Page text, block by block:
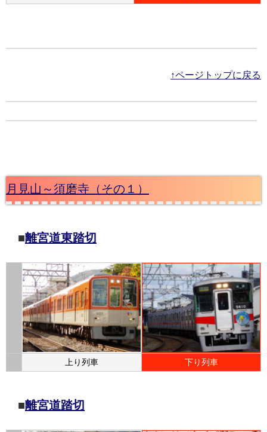
↑ページトップに戻る
月見山～須磨寺（その１）
■離宮道東踏切
上り列車 下り列車
■離宮道踏切